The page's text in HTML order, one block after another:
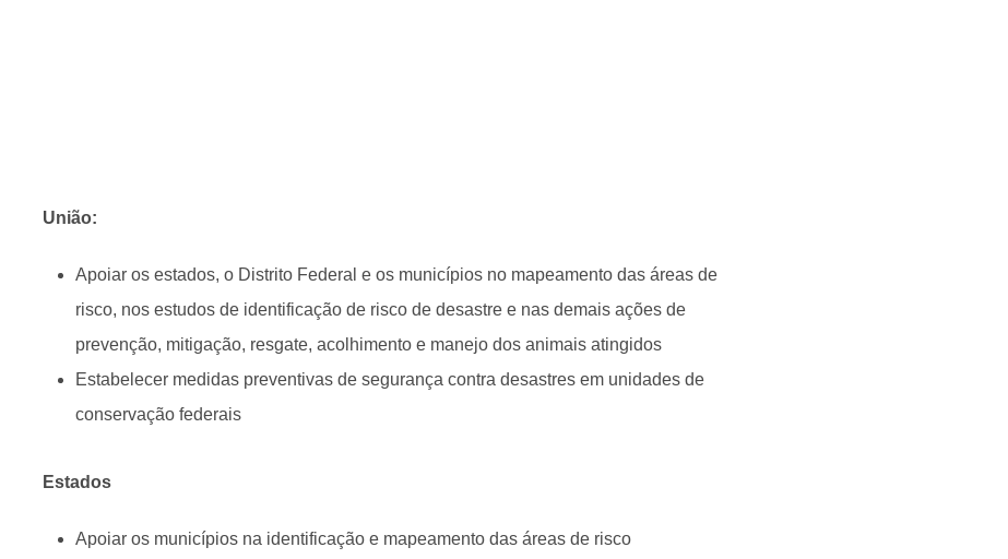
União:
Apoiar os estados, o Distrito Federal e os municípios no mapeamento das áreas de
risco, nos estudos de identificação de risco de desastre e nas demais ações de
prevenção, mitigação, resgate, acolhimento e manejo dos animais atingidos
Estabelecer medidas preventivas de segurança contra desastres em unidades de
conservação federais
Estados
Apoiar os municípios na identificação e mapeamento das áreas de risco